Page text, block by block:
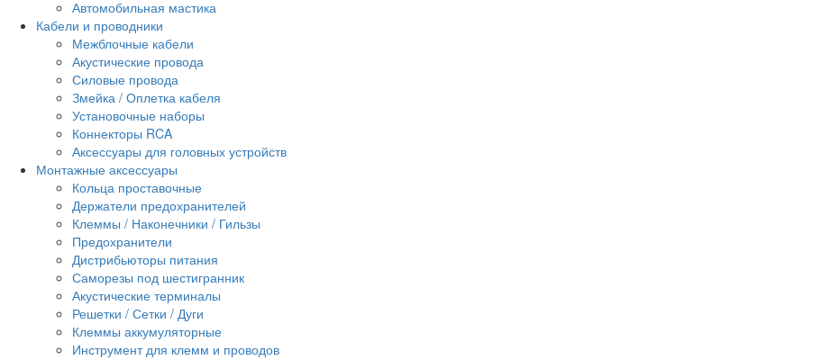
Автомобильная мастика
Кабели и проводники
Межблочные кабели
Акустические провода
Силовые провода
Змейка / Оплетка кабеля
Установочные наборы
Коннекторы RCA
Аксессуары для головных устройств
Монтажные аксессуары
Кольца проставочные
Держатели предохранителей
Клеммы / Наконечники / Гильзы
Предохранители
Дистрибьюторы питания
Саморезы под шестигранник
Акустические терминалы
Решетки / Сетки / Дуги
Клеммы аккумуляторные
Инструмент для клемм и проводов